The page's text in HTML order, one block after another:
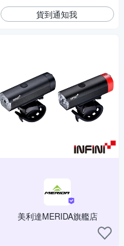
貨到通知我
美利達MERIDA旗艦店